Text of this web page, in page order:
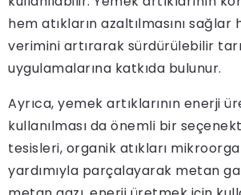
hem atıkların azaltılmasını
verimini artırarak sürdürülebilir
uygulamalarına katkıda bulunur.
Ayrıca, yemek artıklarının enerji
kullanılması da önemli bir
tesisleri, organik atıkları
yardımıyla parçalayarak metan